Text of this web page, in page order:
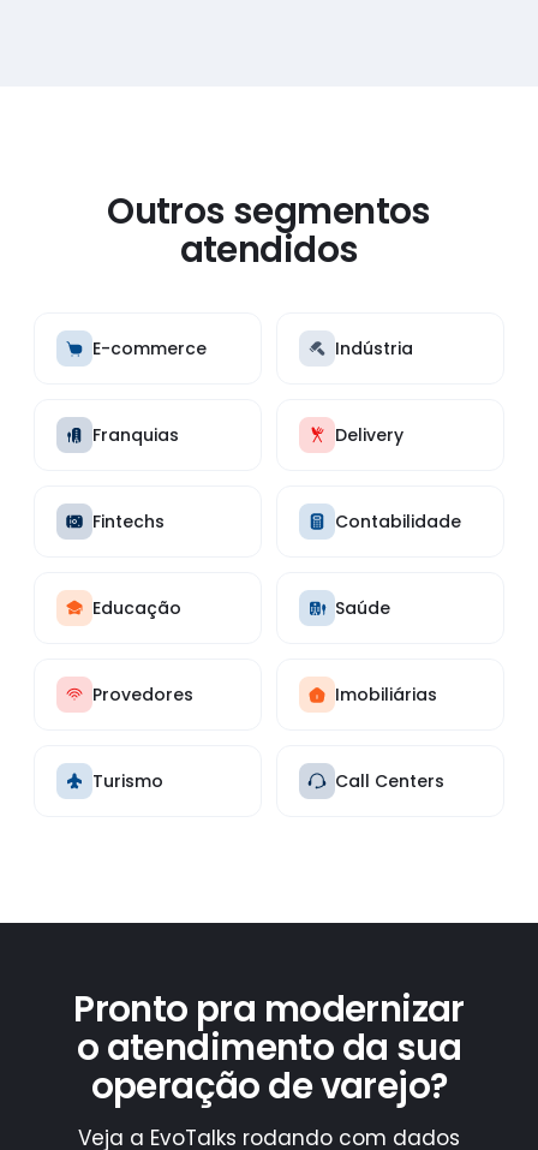
Outros segmentos
atendidos
E-commerce Indústria
Franquias Delivery
Fintechs Contabilidade
Educação Saúde
Provedores Imobiliárias
Turismo Call Centers
Pronto pra modernizar
o atendimento da sua
operação de varejo?
Veja a EvoTalks rodando com dados